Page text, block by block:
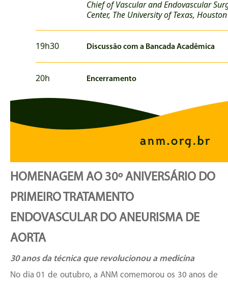
Chief of Vascular and Endovascular
Center, The University of Texas, Houston
19h30 Discussão com a Bancada Acadêmica
20h Encerramento
HOMENAGEM AO 30º ANIVERSÁRIO DO
PRIMEIRO TRATAMENTO
ENDOVASCULAR DO ANEURISMA DE
AORTA
30 anos da técnica que revolucionou a medicina
No dia 01 de outubro, a ANM comemorou os 30 anos de